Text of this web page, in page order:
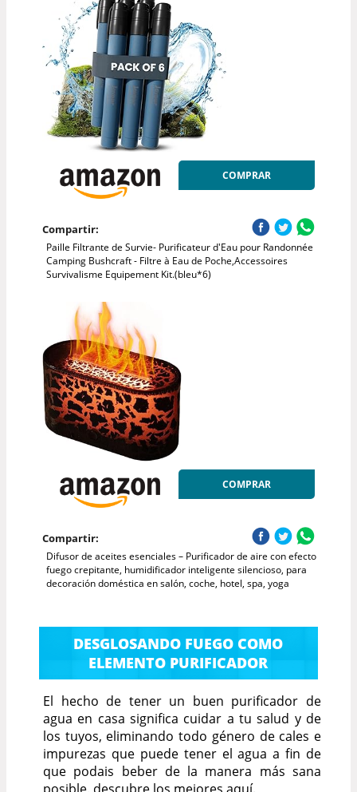
COMPRAR
Compartir:
Paille Filtrante de Survie- Purificateur d'Eau pour Randonnée
Camping Bushcraft - Filtre à Eau de Poche,Accessoires
Survivalisme Equipement Kit.(bleu*6)
COMPRAR
Compartir:
Difusor de aceites esenciales – Purificador de aire con efecto
fuego crepitante, humidificador inteligente silencioso, para
decoración doméstica en salón, coche, hotel, spa, yoga
DESGLOSANDO FUEGO COMO
ELEMENTO PURIFICADOR
El hecho de tener un buen purificador de
agua en casa significa cuidar a tu salud y de
los tuyos, eliminando todo género de cales e
impurezas que puede tener el agua a fin de
que podais beber de la manera más sana